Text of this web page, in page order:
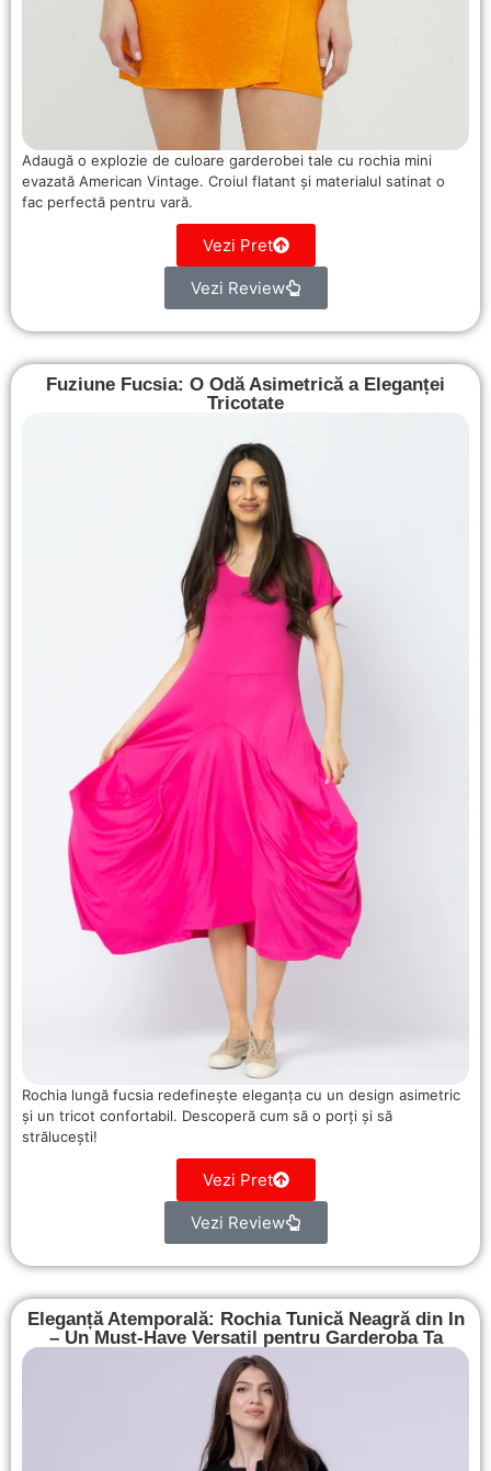
Adaugă o explozie de culoare garderobei tale cu rochia mini
evazată American Vintage. Croiul flatant și materialul satinat o
fac perfectă pentru vară.
Vezi Pret
Vezi Review
Fuziune Fucsia: O Odă Asimetrică a Eleganței
Tricotate
Rochia lungă fucsia redefinește eleganța cu un design asimetric
și un tricot confortabil. Descoperă cum să o porți și să
strălucești!
Vezi Pret
Vezi Review
Eleganță Atemporală: Rochia Tunică Neagră din In
– Un Must-Have Versatil pentru Garderoba Ta